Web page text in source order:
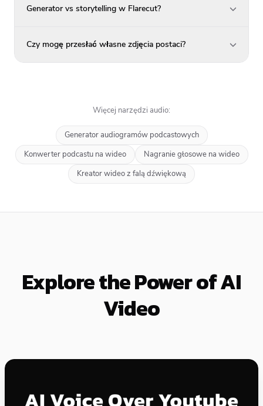
Generator vs storytelling w Flarecut?
Czy mogę przesłać własne zdjęcia postaci?
Więcej narzędzi audio:
Generator audiogramów podcastowych
Konwerter podcastu na wideo
Nagranie głosowe na wideo
Kreator wideo z falą dźwiękową
Explore the Power of AI
Video